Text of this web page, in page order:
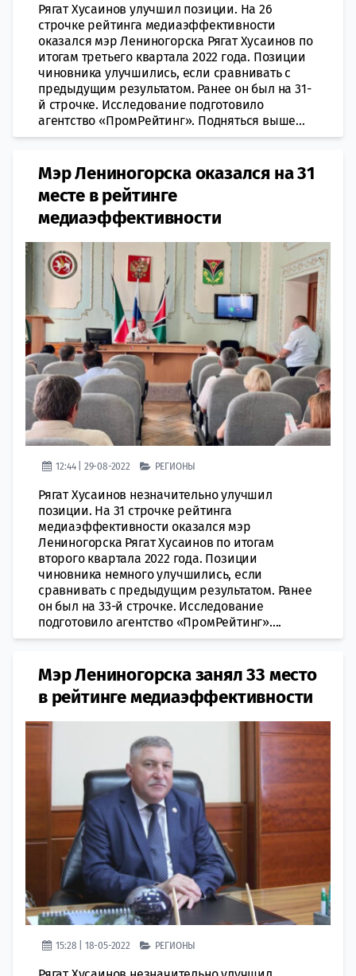
Рягат Хусаинов улучшил позиции. На 26
строчке рейтинга медиаэффективности
оказался мэр Лениногорска Рягат Хусаинов по
итогам третьего квартала 2022 года. Позиции
чиновника улучшились, если сравнивать с
предыдущим результатом. Ранее он был на 31-
й строчке. Исследование подготовило
агентство «ПромРейтинг». Подняться выше...
Мэр Лениногорска оказался на 31
месте в рейтинге
медиаэффективности
12:44 | 29-08-2022 РЕГИОНЫ
Рягат Хусаинов незначительно улучшил
позиции. На 31 строчке рейтинга
медиаэффективности оказался мэр
Лениногорска Рягат Хусаинов по итогам
второго квартала 2022 года. Позиции
чиновника немного улучшились, если
сравнивать с предыдущим результатом. Ранее
он был на 33-й строчке. Исследование
подготовило агентство «ПромРейтинг»....
Мэр Лениногорска занял 33 место
в рейтинге медиаэффективности
15:28 | 18-05-2022 РЕГИОНЫ